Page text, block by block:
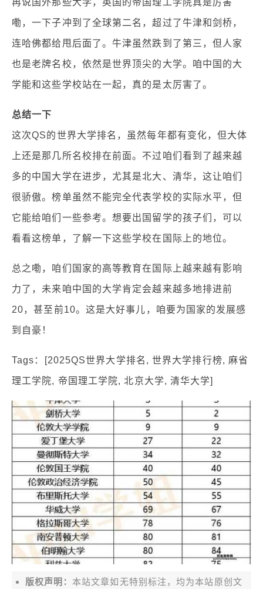
嘞，一下子冲到了全球第二名，超过了牛津和剑桥，
连哈佛都给甩后面了。牛津虽然跌到了第三，但人家
也是老牌名校，依然是世界顶尖的大学。咱中国的大
学能和这些学校站在一起，真的是太厉害了。
总结一下
这次QS的世界大学排名，虽然每年都有变化，但大体
上还是那几所名校排在前面。不过咱们看到了越来越
多的中国大学在进步，尤其是北大、清华，这让咱们
很骄傲。榜单虽然不能完全代表学校的实际水平，但
它能给咱们一些参考。想要出国留学的孩子们，可以
看看这榜单，了解一下这些学校在国际上的地位。
总之嘞，咱们国家的高等教育在国际上越来越有影响
力了，未来咱中国的大学肯定会越来越多地排进前
20，甚至前10。这是大好事儿，咱要为国家的发展感
到自豪！
Tags：[2025QS世界大学排名, 世界大学排行榜, 麻省
理工学院, 帝国理工学院, 北京大学, 清华大学]
版权声明： 本站文章如无特别标注，均为本站原创文